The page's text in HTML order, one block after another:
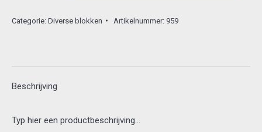
16.5x11.5cm
aantal
Categorie: Diverse blokken Artikelnummer: 959
Beschrijving
Typ hier een productbeschrijving…